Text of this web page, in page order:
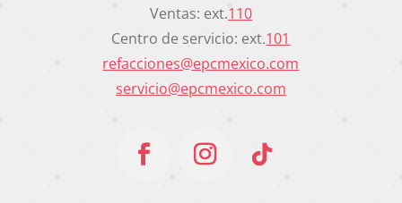
Ventas: ext.110
Centro de servicio: ext.101
refacciones@epcmexico.com
servicio@epcmexico.com